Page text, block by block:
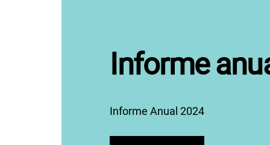
Informe
Informe Anual 2024